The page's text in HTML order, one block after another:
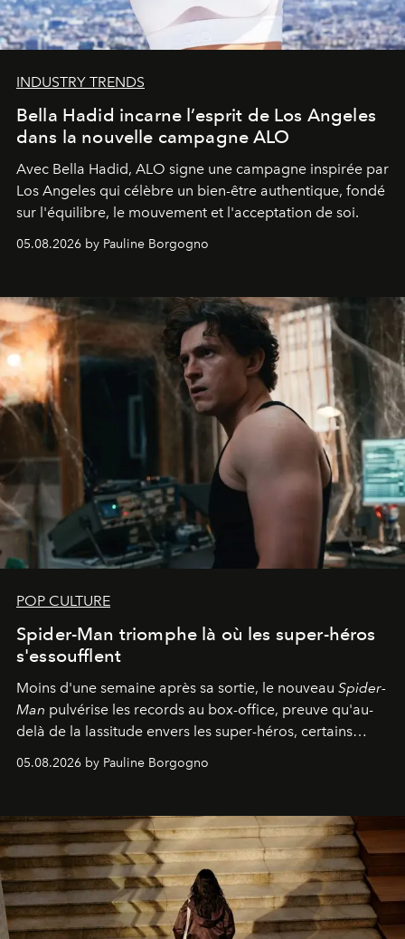
INDUSTRY TRENDS
Bella Hadid incarne l’esprit de Los Angeles
dans la nouvelle campagne ALO
Avec Bella Hadid, ALO signe une campagne inspirée par
Los Angeles qui célèbre un bien-être authentique, fondé
sur l'équilibre, le mouvement et l'acceptation de soi.
05.08.2026 by Pauline Borgogno
POP CULTURE
Spider-Man triomphe là où les super-héros
s'essoufflent
Moins d'une semaine après sa sortie, le nouveau Spider-
Man pulvérise les records au box-office, preuve qu'au-
delà de la lassitude envers les super-héros, certains
05.08.2026 by Pauline Borgogno